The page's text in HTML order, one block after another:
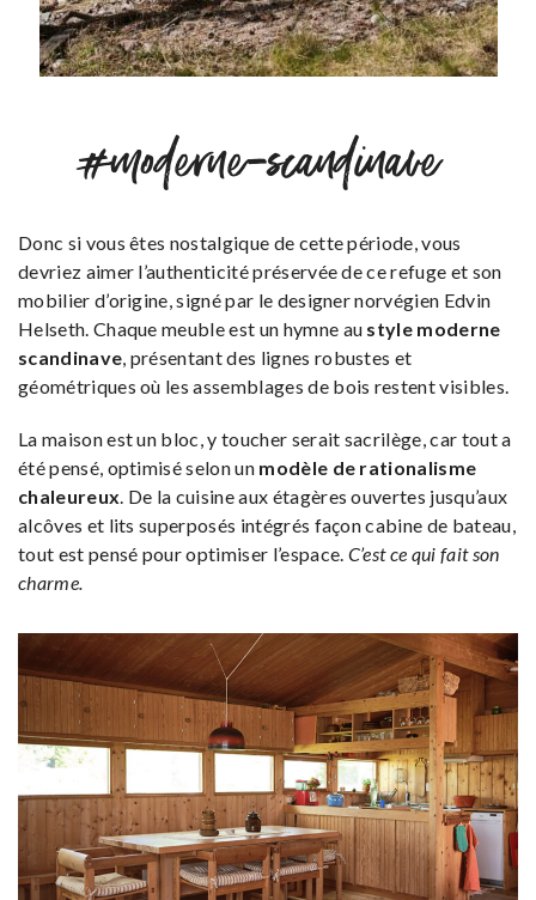
#moderne-scandinave
Donc si vous êtes nostalgique de cette période, vous
devriez aimer l’authenticité préservée de ce refuge et son
mobilier d’origine, signé par le designer norvégien Edvin
Helseth. Chaque meuble est un hymne au style moderne
scandinave, présentant des lignes robustes et
géométriques où les assemblages de bois restent visibles.
La maison est un bloc, y toucher serait sacrilège, car tout a
été pensé, optimisé selon un modèle de rationalisme
chaleureux. De la cuisine aux étagères ouvertes jusqu’aux
alcôves et lits superposés intégrés façon cabine de bateau,
tout est pensé pour optimiser l’espace. C’est ce qui fait son
charme.